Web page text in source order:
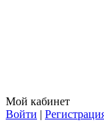
Мой кабинет
Войти |